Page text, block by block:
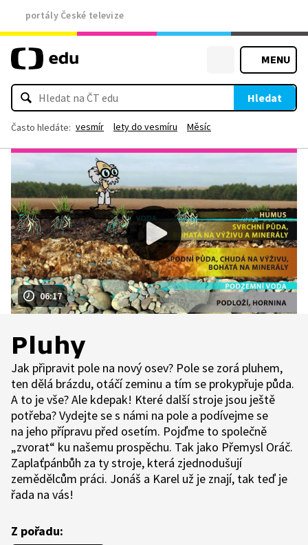
portály České televize
MENU
Hledat
Často hledáte: vesmír lety do vesmíru Měsíc
06:17
Pluhy
Jak připravit pole na nový osev? Pole se zorá pluhem,
ten dělá brázdu, otáčí zeminu a tím se prokypřuje půda.
A to je vše? Ale kdepak! Které další stroje jsou ještě
potřeba? Vydejte se s námi na pole a podívejme se
na jeho přípravu před osetím. Pojďme to společně
„zvorat“ ku našemu prospěchu. Tak jako Přemysl Oráč.
Zaplaťpánbůh za ty stroje, která zjednodušují
zemědělcům práci. Jonáš a Karel už je znají, tak teď je
řada na vás!
Z pořadu: